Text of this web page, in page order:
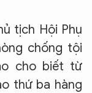
tịch Hội Phụ
chống tội
cho biết từ
thứ ba hàng